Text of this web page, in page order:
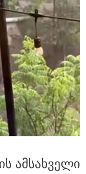
პლასტიკურ
ამ­სახ­ვე­ლი